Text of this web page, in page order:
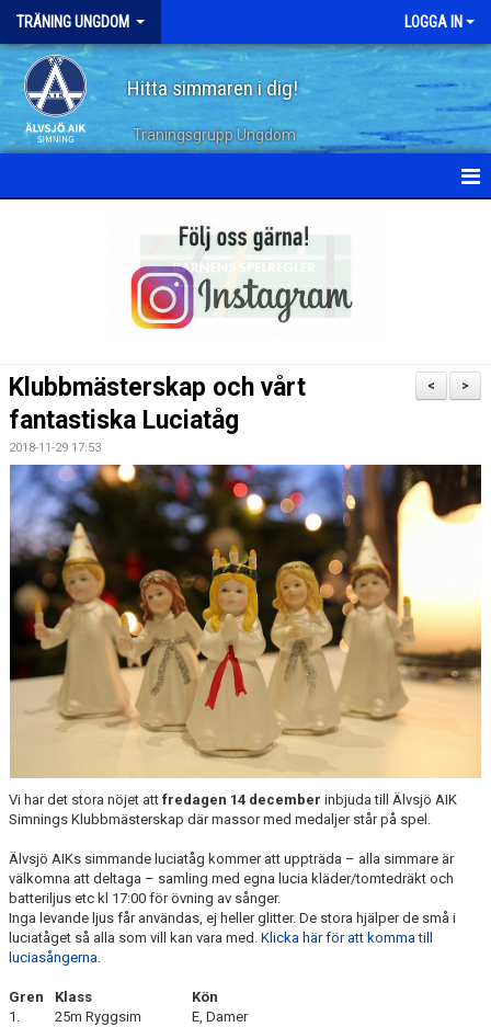
TRÄNING UNGDOM LOGGA IN
Hitta simmaren i dig!
Träningsgrupp Ungdom
TERMINSPLANERING
BILDGALLERI
ARKIV
>
<
Klubbmästerskap och vårt
fantastiska Luciatåg
2018-11-29 17:53
Vi har det stora nöjet att fredagen 14 december inbjuda till Älvsjö AIK
Simnings Klubbmästerskap där massor med medaljer står på spel.
Älvsjö AIKs simmande luciatåg kommer att uppträda – alla simmare är
välkomna att deltaga – samling med egna lucia kläder/tomtedräkt och
batteriljus etc kl 17:00 för övning av sånger.
Inga levande ljus får användas, ej heller glitter. De stora hjälper de små i
luciatåget så alla som vill kan vara med. Klicka här för att komma till
luciasångerna.
Gren Klass
Kön
1.
25m Ryggsim
E, Damer